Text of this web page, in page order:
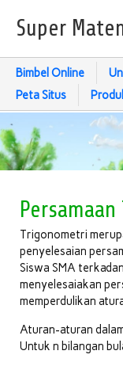
Super
Bimbel Online
Peta Situs
Trigonometri
penyelesaian
Siswa SMA
menyelesaiakan
memperdulikan
Aturan-aturan
Untuk n bilangan